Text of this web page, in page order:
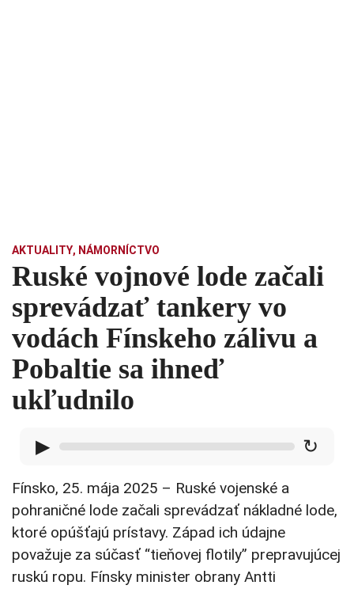
AKTUALITY, NÁMORNÍCTVO
Ruské vojnové lode začali
sprevádzať tankery vo
vodách Fínskeho zálivu a
Pobaltie sa ihneď
ukľudnilo
▶ ↻
Fínsko, 25. mája 2025 – Ruské vojenské a
pohraničné lode začali sprevádzať nákladné lode,
ktoré opúšťajú prístavy. Západ ich údajne
považuje za súčasť “tieňovej flotily” prepravujúcej
ruskú ropu. Fínsky minister obrany Antti